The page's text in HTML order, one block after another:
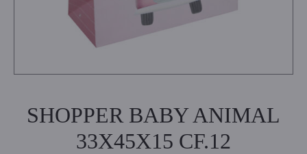
SHOPPER BABY ANIMAL
33X45X15 CF.12